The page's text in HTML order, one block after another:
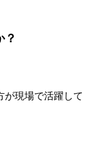
？
が現場で活躍して